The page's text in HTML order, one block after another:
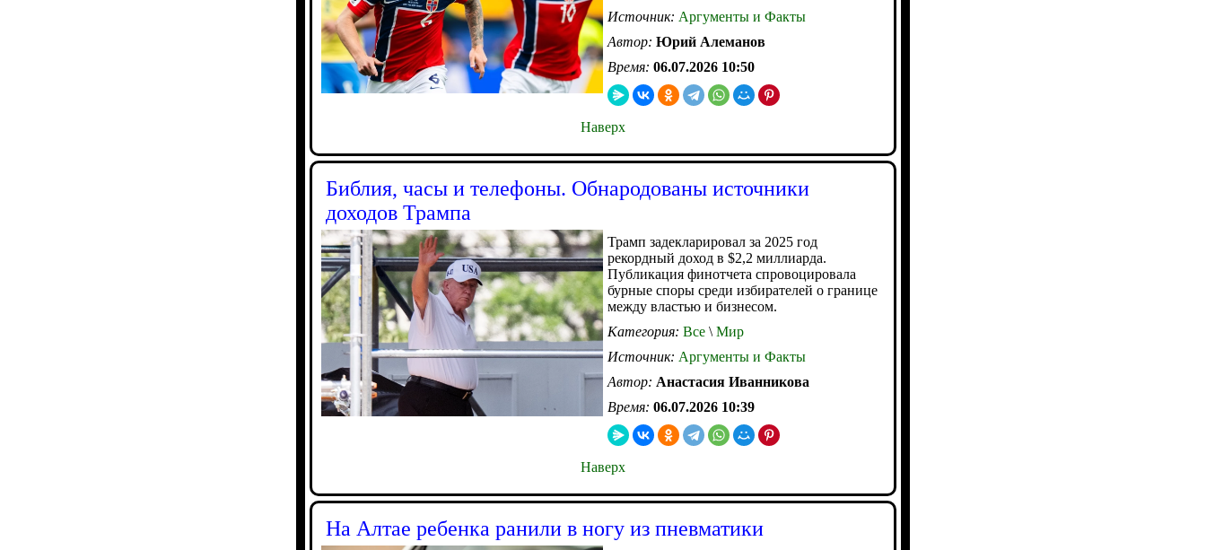
Источник: Аргументы и Факты
Автор: Юрий Алеманов
Время: 06.07.2026 10:50
Наверх
Библия, часы и телефоны. Обнародованы источники
доходов Трампа
Трамп задекларировал за 2025 год
рекордный доход в $2,2 миллиарда.
Публикация финотчета спровоцировала
бурные споры среди избирателей о границе
между властью и бизнесом.
Категория: Все \ Мир
Источник: Аргументы и Факты
Автор: Анастасия Иванникова
Время: 06.07.2026 10:39
Наверх
На Алтае ребенка ранили в ногу из пневматики